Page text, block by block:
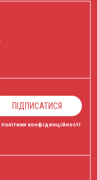
ПІДПИСАТИСЯ
політики конфіденційності